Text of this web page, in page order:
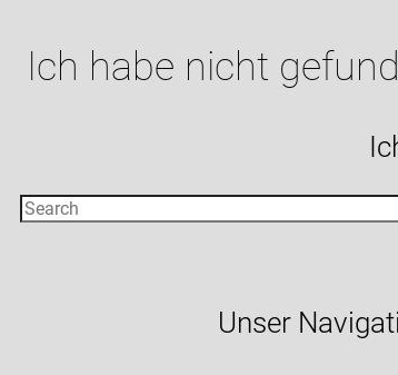
Ich habe nicht
Unser